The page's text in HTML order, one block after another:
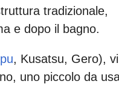
tradizionale,
e dopo il bagno.
, Kusatsu, Gero), vi
uno piccolo da